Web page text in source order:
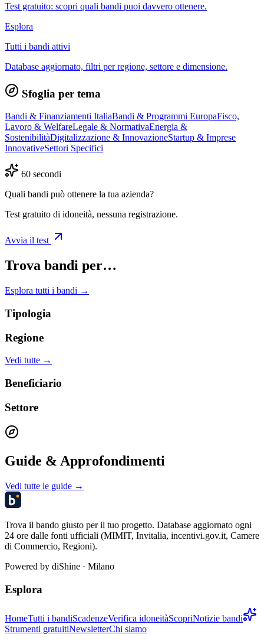
Test gratuito: scopri quali bandi puoi davvero ottenere.
Esplora
Tutti i bandi attivi
Database aggiornato, filtri per regione, settore e dimensione.
Sfoglia per tema
Bandi & Finanziamenti ItaliaBandi & Programmi EuropaFisco,
Lavoro & WelfareLegale & NormativaEnergia &
SostenibilitàDigitalizzazione & InnovazioneStartup & Imprese
InnovativeSettori Specifici
60 secondi
Quali bandi può ottenere la tua azienda?
Test gratuito di idoneità, nessuna registrazione.
Avvia il test
Trova bandi per…
Esplora tutti i bandi →
Tipologia
Regione
Vedi tutte →
Beneficiario
Settore
Guide & Approfondimenti
Vedi tutte le guide →
Trova il bando giusto per il tuo progetto. Database aggiornato ogni
24 ore dalle fonti ufficiali (MIMIT, Invitalia, incentivi.gov.it, Camere
di Commercio, Regioni).
Powered by diShine · Milano
Esplora
HomeTutti i bandiScadenzeVerifica idoneitàScopriNotizie bandi
Strumenti gratuitiNewsletterChi siamo